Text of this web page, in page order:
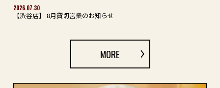
2026.07.30
【渋谷店】 8月貸切営業のお知らせ
MORE